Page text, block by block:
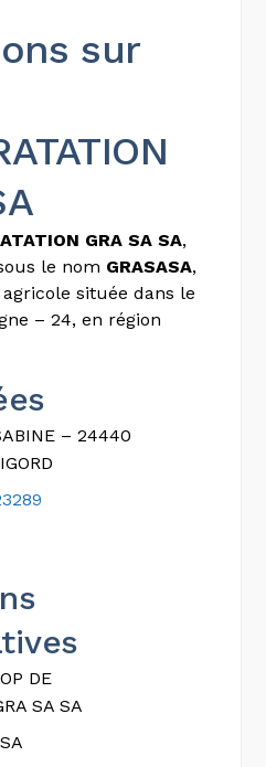
sur
GRA SA SA,
le nom GRASASA,
située dans le
– 24, en région
– 24440
DE
SA SA